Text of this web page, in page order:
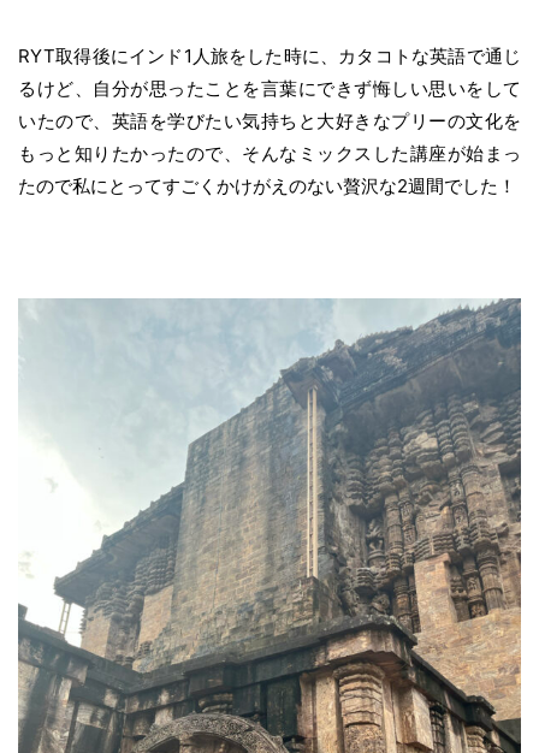
RYT取得後にインド1人旅をした時に、カタコトな英語で通じ
るけど、自分が思ったことを言葉にできず悔しい思いをして
いたので、英語を学びたい気持ちと大好きなプリーの文化を
もっと知りたかったので、そんなミックスした講座が始まっ
たので私にとってすごくかけがえのない贅沢な2週間でした！